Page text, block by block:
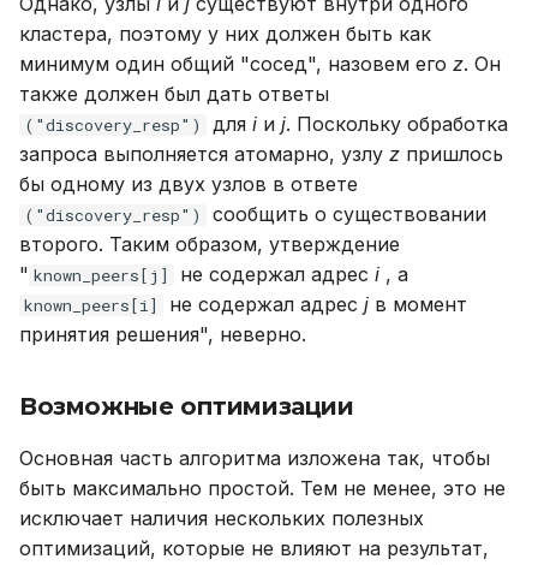
кластера, поэтому у них должен быть как
минимум один общий "сосед", назовем его z. Он
также должен был дать ответы
("discovery_resp") для i и j. Поскольку обработка
запроса выполняется атомарно, узлу z пришлось
бы одному из двух узлов в ответе
("discovery_resp")
сообщить о существовании
второго. Таким образом, утверждение
" known_peers[j] не содержал адрес i , а
known_peers[i] не содержал адрес j в момент
принятия решения", неверно.
Возможные оптимизации
Основная часть алгоритма изложена так, чтобы
быть максимально простой. Тем не менее, это не
исключает наличия нескольких полезных
оптимизаций, которые не влияют на результат,